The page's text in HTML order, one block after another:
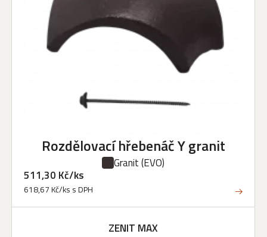
Rozdělovací hřebenáč Y granit
Granit(EVO)
511,30 Kč/ks
618,67 Kč/ks s DPH
ZENIT MAX